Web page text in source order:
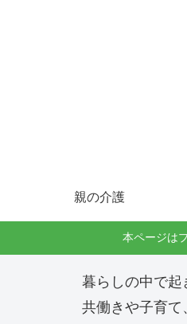
親の介護
本ページは
暮らしの中で起
共働きや子育て